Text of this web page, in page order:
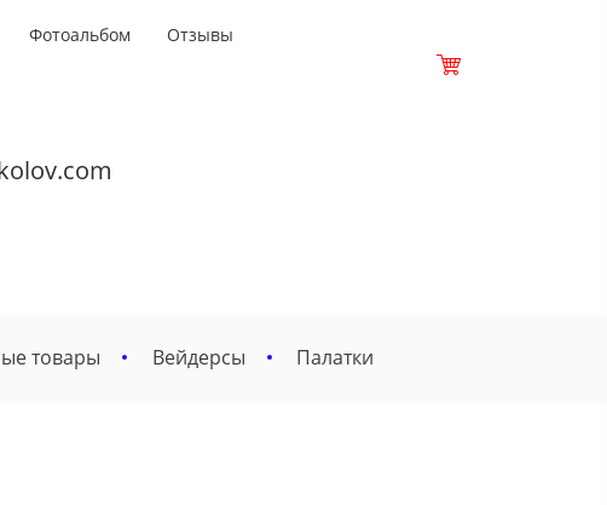
Фотоальбом
Отзывы
товары Вейдерсы Палатки